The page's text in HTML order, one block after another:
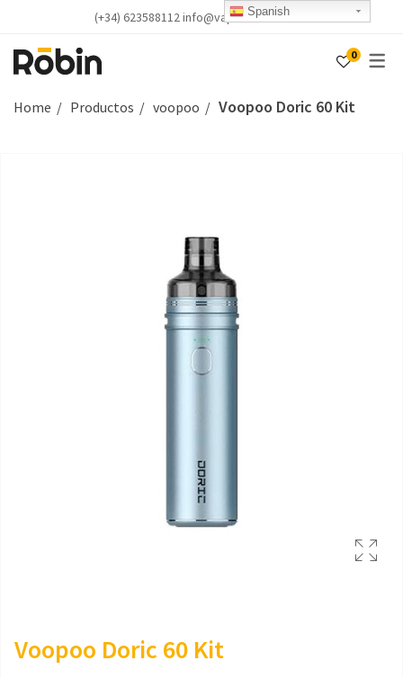
(+34) 623588112 info@vapealicante.com
0
Home Productos voopoo Voopoo Doric 60 Kit
Voopoo Doric 60 Kit
Spanish